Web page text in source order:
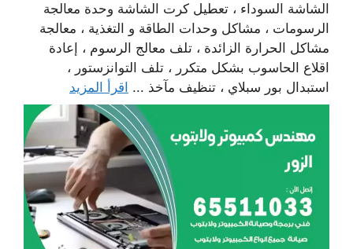
الشاشة السوداء ، تعطيل كرت الشاشة وحدة معالجة
الرسومات ، مشاكل وحدات الطاقة و التغذية ، معالجة
مشاكل الحرارة الزائدة ، تلف معالج الرسوم ، إعادة
اقلاع الحاسوب بشكل متكرر ، تلف التوانزستور ،
استبدال بور سبلاي ، تنظيف مآخذ ... اقرأ المزيد